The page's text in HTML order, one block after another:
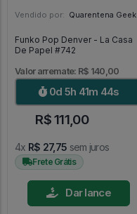
Vendido por: Quarentena Geek Store - SP
Funko Pop Denver - La Casa
De Papel #742
Valor arremate: R$ 140,00
0d 5h 41m 42s
R$ 111,00
4x R$ 27,75 sem juros
Frete Grátis
Dar lance